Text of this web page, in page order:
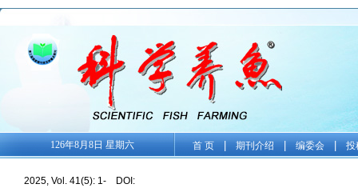
126年8月8日 星期六 首 页| 期刊介绍 编委会 投
2025, Vol. 41(5): 1- DOI: